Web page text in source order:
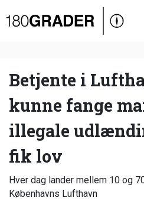
Oversigt
Debat
Video
Podcast
Betjente i
kunne fange
illegale
fik lov
Hver dag lander mellem 10 og
Københavns Lufthavn